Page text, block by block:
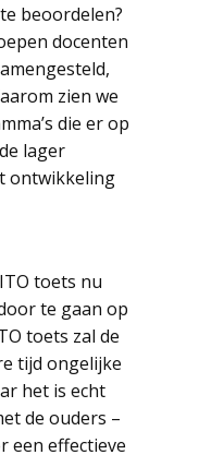
beoordelen?
docenten
zien we
die er op
lager
ontwikkeling
toets nu
te gaan op
toets zal de
tijd ongelijke
het is echt
de ouders –
een effectieve